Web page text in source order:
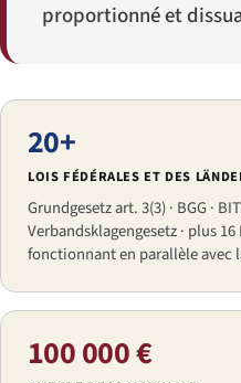
proportionné et
20+
LOIS FÉDÉRALES ET DES
Grundgesetz art. 3(3) · BGG ·
Verbandsklagengesetz · plus
fonctionnant en parallèle avec
100 000 €